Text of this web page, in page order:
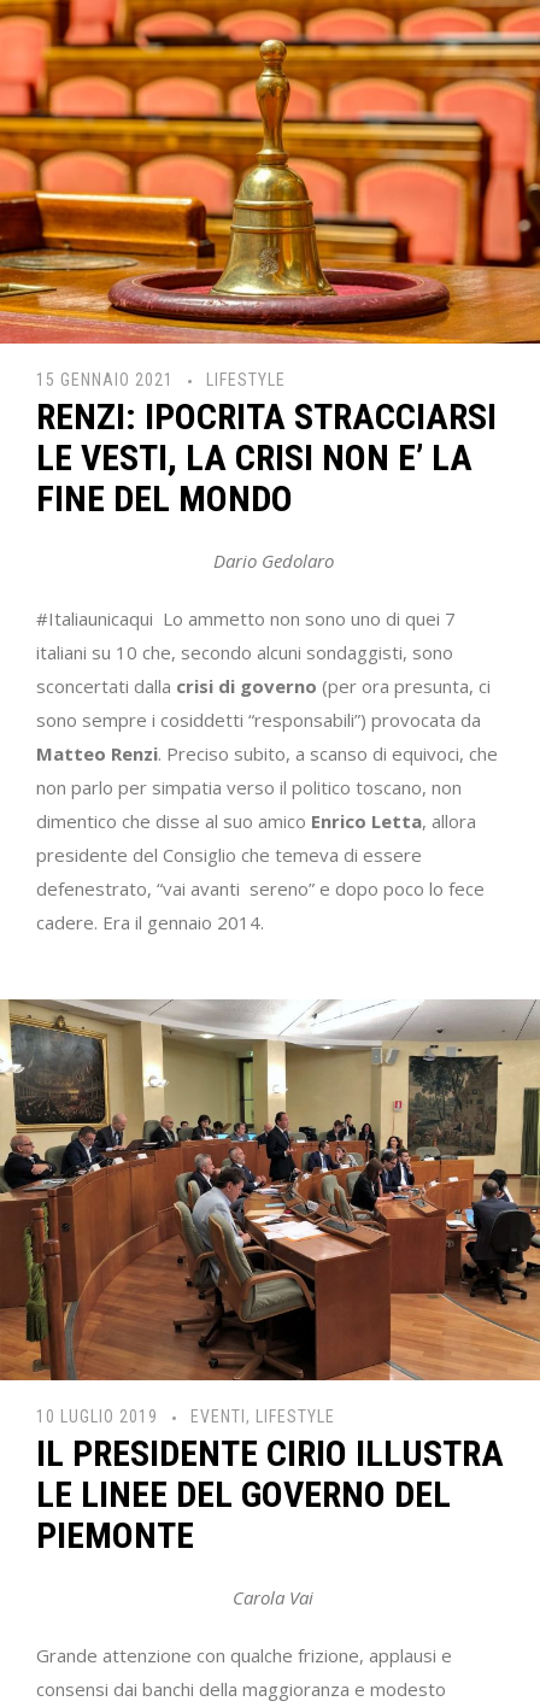
15 GENNAIO 2021 LIFESTYLE
RENZI: IPOCRITA STRACCIARSI
LE VESTI, LA CRISI NON E’ LA
FINE DEL MONDO
Dario Gedolaro
#Italiaunicaqui Lo ammetto non sono uno di quei 7
italiani su 10 che, secondo alcuni sondaggisti, sono
sconcertati dalla crisi di governo (per ora presunta, ci
sono sempre i cosiddetti “responsabili”) provocata da
Matteo Renzi. Preciso subito, a scanso di equivoci, che
non parlo per simpatia verso il politico toscano, non
dimentico che disse al suo amico Enrico Letta, allora
presidente del Consiglio che temeva di essere
defenestrato, “vai avanti sereno” e dopo poco lo fece
cadere. Era il gennaio 2014.
10 LUGLIO 2019 EVENTI , LIFESTYLE
IL PRESIDENTE CIRIO ILLUSTRA
LE LINEE DEL GOVERNO DEL
PIEMONTE
Carola Vai
Grande attenzione con qualche frizione, applausi e
consensi dai banchi della maggioranza e modesto